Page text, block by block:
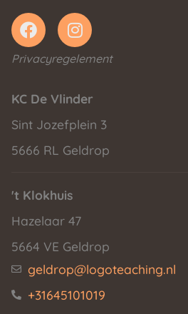
Privacyregelement
KC De Vlinder
Sint Jozefplein 3
5666 RL Geldrop
't Klokhuis
Hazelaar 47
5664 VE Geldrop
geldrop@logoteaching.nl
+31645101019